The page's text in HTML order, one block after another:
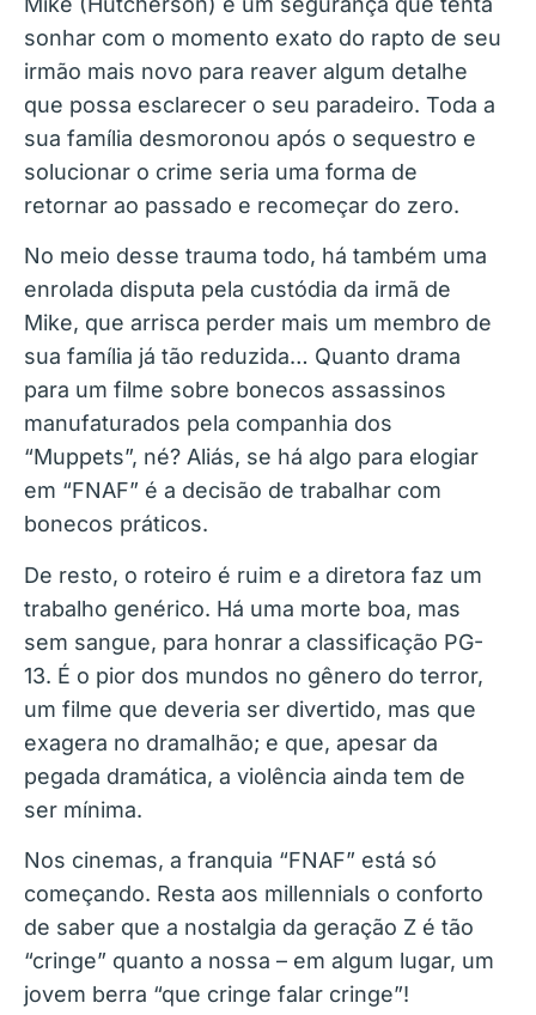
sonhar com o momento exato do rapto de seu
irmão mais novo para reaver algum detalhe
que possa esclarecer o seu paradeiro. Toda a
sua família desmoronou após o sequestro e
solucionar o crime seria uma forma de
retornar ao passado e recomeçar do zero.
No meio desse trauma todo, há também uma
enrolada disputa pela custódia da irmã de
Mike, que arrisca perder mais um membro de
sua família já tão reduzida… Quanto drama
para um filme sobre bonecos assassinos
manufaturados pela companhia dos
“Muppets”, né? Aliás, se há algo para elogiar
em “FNAF” é a decisão de trabalhar com
bonecos práticos.
De resto, o roteiro é ruim e a diretora faz um
trabalho genérico. Há uma morte boa, mas
sem sangue, para honrar a classificação PG-
13. É o pior dos mundos no gênero do terror,
um filme que deveria ser divertido, mas que
exagera no dramalhão; e que, apesar da
pegada dramática, a violência ainda tem de
ser mínima.
Nos cinemas, a franquia “FNAF” está só
começando. Resta aos millennials o conforto
de saber que a nostalgia da geração Z é tão
“cringe” quanto a nossa – em algum lugar, um
jovem berra “que cringe falar cringe”!